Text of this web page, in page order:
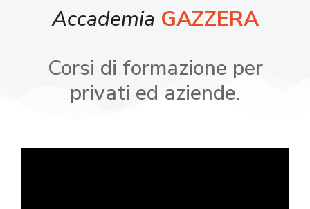
Accademia GAZZERA
Corsi di formazione per
privati ed aziende.